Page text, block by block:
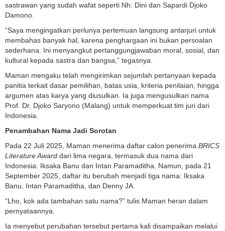
sastrawan yang sudah wafat seperti Nh. Dini dan Sapardi Djoko
Damono.
“Saya mengingatkan perlunya pertemuan langsung antarjuri untuk
membahas banyak hal, karena penghargaan ini bukan persoalan
sederhana. Ini menyangkut pertanggungjawaban moral, sosial, dan
kultural kepada sastra dan bangsa,” tegasnya.
Maman mengaku telah mengirimkan sejumlah pertanyaan kepada
panitia terkait dasar pemilihan, batas usia, kriteria penilaian, hingga
argumen atas karya yang diusulkan. Ia juga mengusulkan nama
Prof. Dr. Djoko Saryono (Malang) untuk memperkuat tim juri dari
Indonesia.
Penambahan Nama Jadi Sorotan
Pada 22 Juli 2025, Maman menerima daftar calon penerima BRICS
Literature Award dari lima negara, termasuk dua nama dari
Indonesia: Iksaka Banu dan Intan Paramaditha. Namun, pada 21
September 2025, daftar itu berubah menjadi tiga nama: Iksaka
Banu, Intan Paramaditha, dan Denny JA.
“Lho, kok ada tambahan satu nama?” tulis Maman heran dalam
pernyataannya.
Ia menyebut perubahan tersebut pertama kali disampaikan melalui